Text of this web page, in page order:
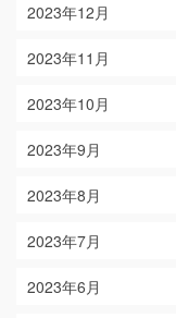
2023年12月
2023年11月
2023年10月
2023年9月
2023年8月
2023年7月
2023年6月